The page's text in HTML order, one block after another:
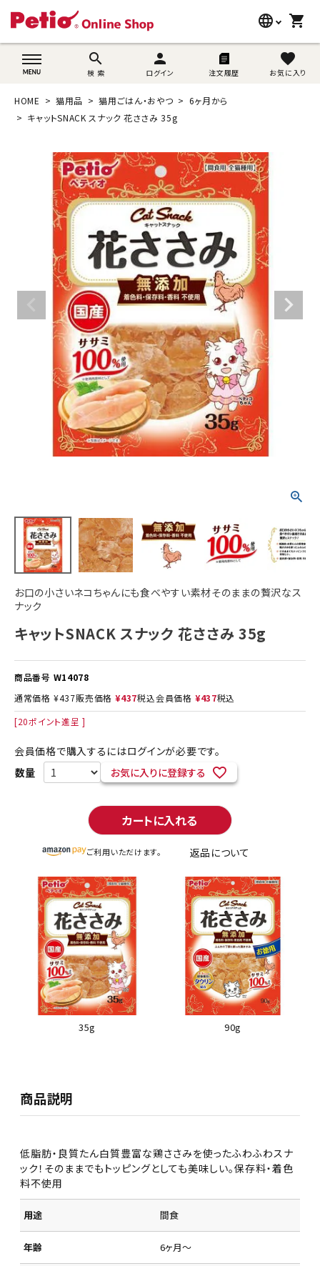
language
wovn-lang-name
shopping_cart
search
検 索
person
ログイン 注文履歴
favorite
お気に入り
search
猫用品
うさぎ用品
ブランド別に探す
目的別に探す
SNS
ご利用案内
ACCOUNT MENU
ようこそ ゲスト 様
ログイン person 新規会員登録
HOME 猫用品 猫用ごはん・おやつ
6ヶ月から
キャットSNACK スナック 花ささみ 35g
お口の小さいネコちゃんにも食べやすい素材そのままの贅沢なス
ナック
キャットSNACK スナック 花ささみ 35g
商品番号 W14078
通常価格 ¥437販売価格 ¥437税込会員価格 ¥437税込
[20ポイント進呈 ]
会員価格で購入するにはログインが必要です。
お気に入りに登録する
カートに入れる
ご利用いただけます。 返品について
35g 90g
商品説明
低脂肪・良質たん白質豊富な鶏ささみを使ったふわふわスナ
ック！そのままでもトッピングとしても美味しい。保存料・着色
料不使用
用途 間食
年齢 6ヶ月～